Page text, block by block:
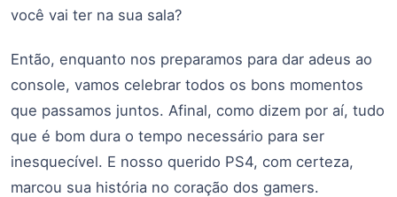
você vai ter na sua sala?
Então, enquanto nos preparamos para dar adeus ao
console, vamos celebrar todos os bons momentos
que passamos juntos. Afinal, como dizem por aí, tudo
que é bom dura o tempo necessário para ser
inesquecível. E nosso querido PS4, com certeza,
marcou sua história no coração dos gamers.